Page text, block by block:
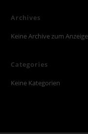
Archives
Keine Archive zum
Categories
Keine Kategorien